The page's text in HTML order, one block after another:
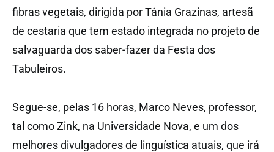
fibras vegetais, dirigida por Tânia Grazinas, artesã
de cestaria que tem estado integrada no projeto de
salvaguarda dos saber-fazer da Festa dos
Tabuleiros.
Segue-se, pelas 16 horas, Marco Neves, professor,
tal como Zink, na Universidade Nova, e um dos
melhores divulgadores de linguística atuais, que irá